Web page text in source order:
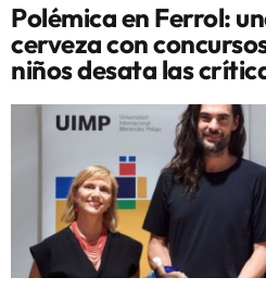
Polémica en Ferrol:
cerveza con
niños desata las